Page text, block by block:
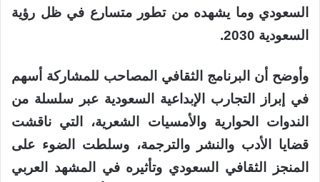
السعودي وما يشهده من تطور متسارع في ظل رؤية
السعودية 2030.
وأوضح أن البرنامج الثقافي المصاحب للمشاركة أسهم
في إبراز التجارب الإبداعية السعودية عبر سلسلة من
الندوات الحوارية والأمسيات الشعرية، التي ناقشت
قضايا الأدب والنشر والترجمة، وسلطت الضوء على
المنجز الثقافي السعودي وتأثيره في المشهد العربي